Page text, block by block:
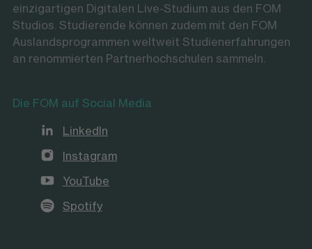
einzigartigen Digitalen Live-Studium aus den FOM
Studios. Studierende können zudem mit den FOM
Auslandsprogrammen weltweit Studienerfahrungen
an renommierten Partnerhochschulen sammeln.
Die FOM auf Social Media
LinkedIn
Instagram
YouTube
Spotify